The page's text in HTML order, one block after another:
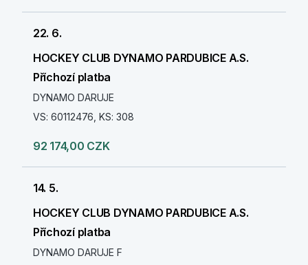
22. 6.
HOCKEY CLUB DYNAMO PARDUBICE A.S.
Příchozí platba
DYNAMO DARUJE
VS: 60112476, KS: 308
92 174,00 CZK
14. 5.
HOCKEY CLUB DYNAMO PARDUBICE A.S.
Příchozí platba
DYNAMO DARUJE F